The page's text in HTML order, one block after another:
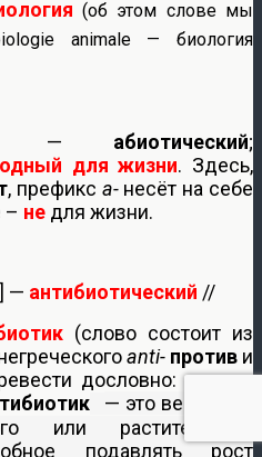
(об этом слове мы
animale — биология
— абиотический;
для жизни. Здесь,
, префикс a-несёт на себе
– не для жизни.
— антибиотический //
(слово состоит из
anti- против и
дословно:против
— это вещество
или растительного
подавлять рост